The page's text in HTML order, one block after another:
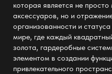
которая является не
аксессуаров, но и
организованности и
мире, где каждый
золота, гардеробные
элементом в создании
привлекательного